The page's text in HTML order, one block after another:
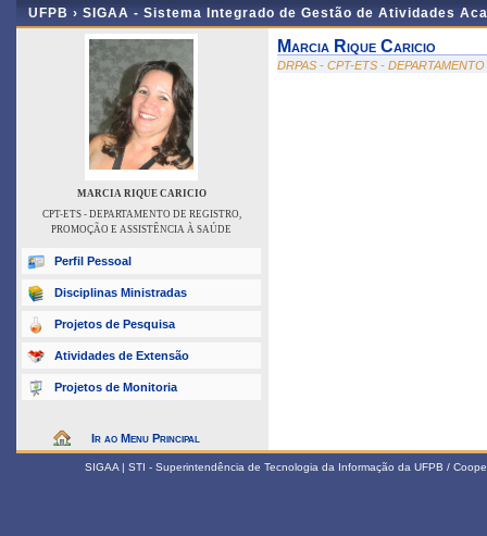
UFPB › SIGAA - Sistema Integrado de Gestão de Atividades
MARCIA RIQUE CARICIO
CPT-ETS - DEPARTAMENTO DE REGISTRO,
PROMOÇÃO E ASSISTÊNCIA À SAÚDE
Perfil Pessoal
Disciplinas Ministradas
Projetos de Pesquisa
Atividades de Extensão
Projetos de Monitoria
Ir ao Menu Principal
Marcia Rique Caricio
DRPAS - CPT-ETS -
SIGAA | STI - Superintendência de Tecnologia da Informação da UFPB /